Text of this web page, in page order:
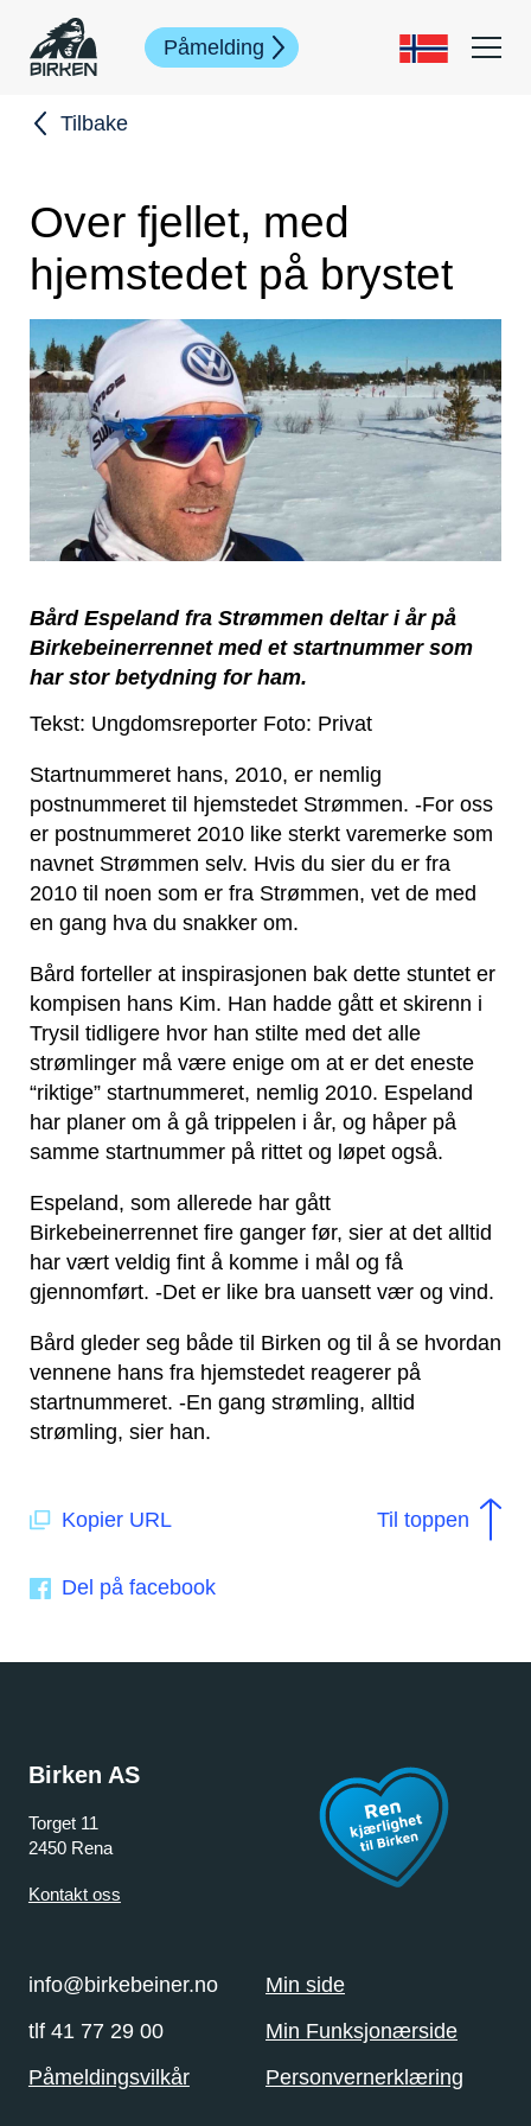
Påmelding
Tilbake
Over fjellet, med
hjemstedet på brystet
Bård Espeland fra Strømmen deltar i år på
Birkebeinerrennet med et startnummer som
har stor betydning for ham.
Tekst: Ungdomsreporter Foto: Privat
Startnummeret hans, 2010, er nemlig
postnummeret til hjemstedet Strømmen. -For oss
er postnummeret 2010 like sterkt varemerke som
navnet Strømmen selv. Hvis du sier du er fra
2010 til noen som er fra Strømmen, vet de med
en gang hva du snakker om.
Bård forteller at inspirasjonen bak dette stuntet er
kompisen hans Kim. Han hadde gått et skirenn i
Trysil tidligere hvor han stilte med det alle
strømlinger må være enige om at er det eneste
“riktige” startnummeret, nemlig 2010. Espeland
har planer om å gå trippelen i år, og håper på
samme startnummer på rittet og løpet også.
Espeland, som allerede har gått
Birkebeinerrennet fire ganger før, sier at det alltid
har vært veldig fint å komme i mål og få
gjennomført. -Det er like bra uansett vær og vind.
Bård gleder seg både til Birken og til å se hvordan
vennene hans fra hjemstedet reagerer på
startnummeret. -En gang strømling, alltid
strømling, sier han.
Kopier URL
Del på facebook
Til toppen
Birken AS
Torget 11
2450 Rena
Kontakt oss
info@birkebeiner.no
tlf 41 77 29 00
Påmeldingsvilkår
Min side
Min Funksjonærside
Personvernerklæring